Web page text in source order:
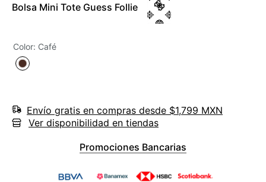
Bolsa Mini Tote Guess Follie
Color: Café
Envío gratis en compras desde $1,799 MXN
Ver disponibilidad en tiendas
Promociones Bancarias